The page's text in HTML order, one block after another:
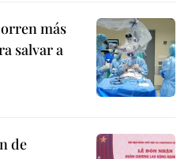
más
salvar a
de